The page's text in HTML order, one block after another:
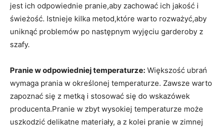
⁢jest ich odpowiednie pranie,aby ‌zachować ich jakość i
świeżość. Istnieje kilka metod,które warto rozważyć,aby
uniknąć problemów ⁤po następnym ⁢wyjęciu ​garderoby z
szafy.
Pranie ⁤w odpowiedniej temperaturze: Większość ubrań
wymaga prania ⁢w określonej‍ temperaturze. ‍Zawsze warto
zapoznać się z metką i ‌stosować się do wskazówek
producenta.Pranie⁣ w ‍zbyt wysokiej temperaturze ⁤może
uszkodzić delikatne materiały, a‌ z kolei pranie ⁤w zimnej